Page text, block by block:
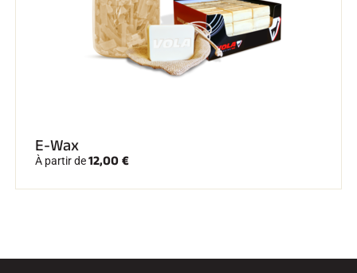
E-Wax
À partir de12,00 €